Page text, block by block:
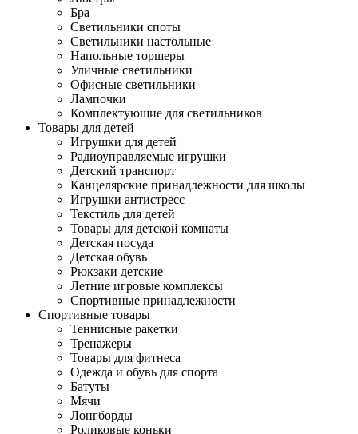
Бра
Светильники споты
Светильники настольные
Напольные торшеры
Уличные светильники
Офисные светильники
Лампочки
Комплектующие для светильников
Товары для детей
Игрушки для детей
Радиоуправляемые игрушки
Детский транспорт
Канцелярские принадлежности для школы
Игрушки антистресс
Текстиль для детей
Товары для детской комнаты
Детская посуда
Детская обувь
Рюкзаки детские
Летние игровые комплексы
Спортивные принадлежности
Спортивные товары
Теннисные ракетки
Тренажеры
Товары для фитнеса
Одежда и обувь для спорта
Батуты
Мячи
Лонгборды
Роликовые коньки